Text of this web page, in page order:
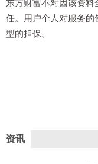
东方财富不对因该资
任。用户个人对服务的
型的担保。
资讯